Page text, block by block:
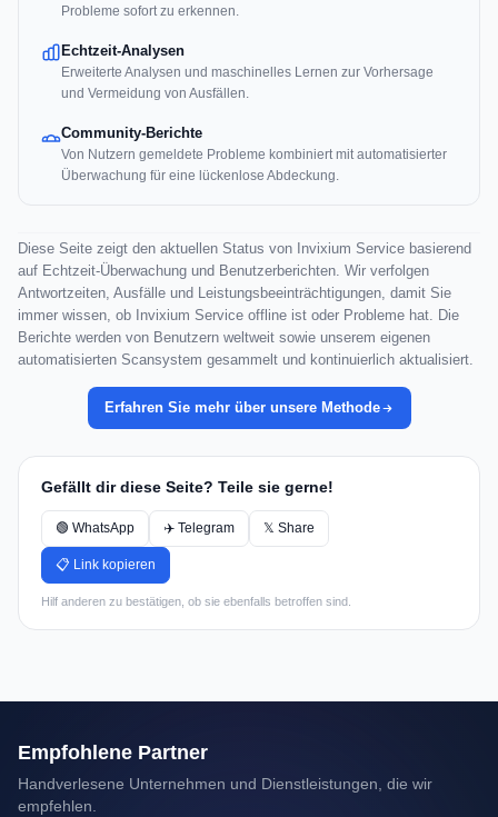
Probleme sofort zu erkennen.
Echtzeit-Analysen
Erweiterte Analysen und maschinelles Lernen zur Vorhersage
und Vermeidung von Ausfällen.
Community-Berichte
Von Nutzern gemeldete Probleme kombiniert mit automatisierter
Überwachung für eine lückenlose Abdeckung.
Diese Seite zeigt den aktuellen Status von Invixium Service basierend
auf Echtzeit-Überwachung und Benutzerberichten. Wir verfolgen
Antwortzeiten, Ausfälle und Leistungsbeeinträchtigungen, damit Sie
immer wissen, ob Invixium Service offline ist oder Probleme hat. Die
Berichte werden von Benutzern weltweit sowie unserem eigenen
automatisierten Scansystem gesammelt und kontinuierlich aktualisiert.
Erfahren Sie mehr über unsere Methode
Gefällt dir diese Seite? Teile sie gerne!
🟢 WhatsApp ✈️ Telegram 𝕏 Share
📋 Link kopieren
Hilf anderen zu bestätigen, ob sie ebenfalls betroffen sind.
Empfohlene Partner
Handverlesene Unternehmen und Dienstleistungen, die wir
empfehlen.